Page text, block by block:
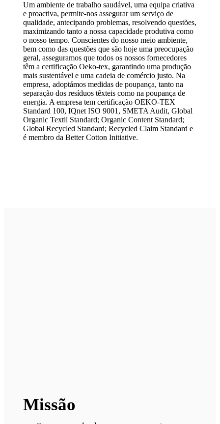
Um ambiente de trabalho saudável, uma equipa criativa
e proactiva, permite-nos assegurar um serviço de
qualidade, antecipando problemas, resolvendo questões,
maximizando tanto a nossa capacidade produtiva como
o nosso tempo. Conscientes do nosso meio ambiente,
bem como das questões que são hoje uma preocupação
geral, asseguramos que todos os nossos fornecedores
têm a certificação Oeko-tex, garantindo uma produção
mais sustentável e uma cadeia de comércio justo. Na
empresa, adoptámos medidas de poupança, tanto na
separação dos resíduos têxteis como na poupança de
energia. A empresa tem certificação OEKO-TEX
Standard 100, IQnet ISO 9001, SMETA Audit, Global
Organic Textil Standard; Organic Content Standard;
Global Recycled Standard; Recycled Claim Standard e
é membro da Better Cotton Initiative.
Missão